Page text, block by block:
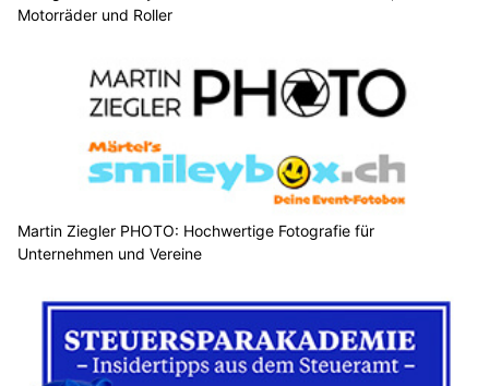
Motorräder und Roller
Martin Ziegler PHOTO: Hochwertige Fotografie für
Unternehmen und Vereine